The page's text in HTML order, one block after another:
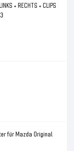
+ RECHTS + CLIPS
für Mazda Original